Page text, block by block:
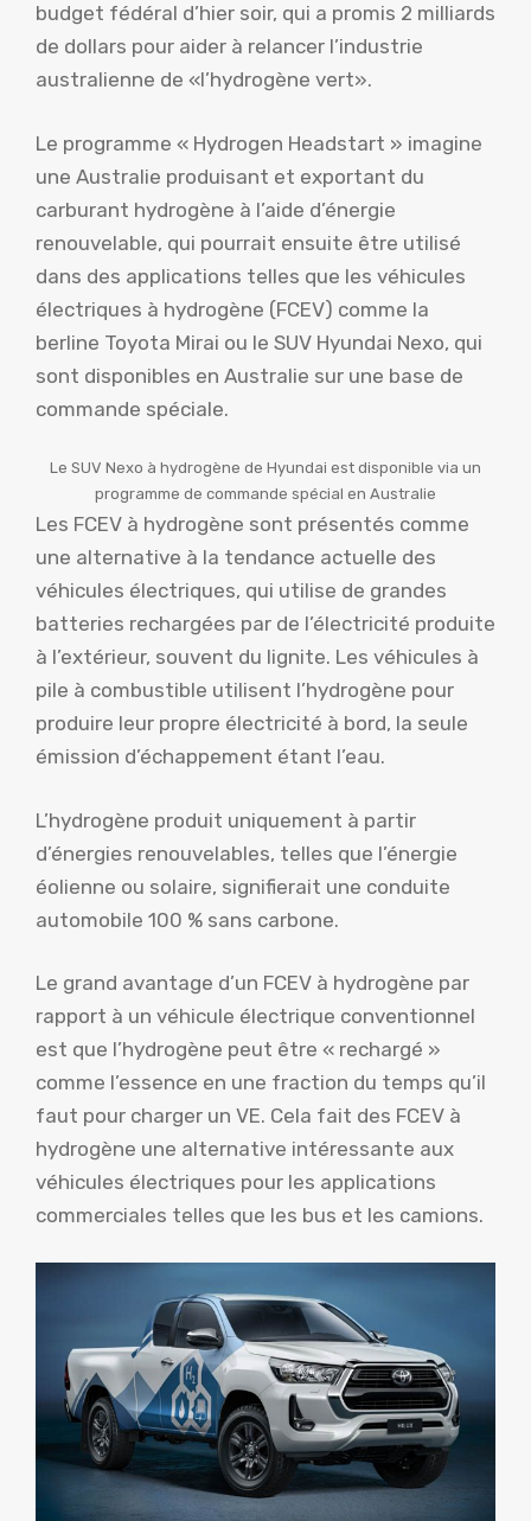
budget fédéral d’hier soir, qui a promis 2 milliards
de dollars pour aider à relancer l’industrie
australienne de «l’hydrogène vert».
Le programme « Hydrogen Headstart » imagine
une Australie produisant et exportant du
carburant hydrogène à l’aide d’énergie
renouvelable, qui pourrait ensuite être utilisé
dans des applications telles que les véhicules
électriques à hydrogène (FCEV) comme la
berline Toyota Mirai ou le SUV Hyundai Nexo, qui
sont disponibles en Australie sur une base de
commande spéciale.
Le SUV Nexo à hydrogène de Hyundai est disponible via un
programme de commande spécial en Australie
Les FCEV à hydrogène sont présentés comme
une alternative à la tendance actuelle des
véhicules électriques, qui utilise de grandes
batteries rechargées par de l’électricité produite
à l’extérieur, souvent du lignite. Les véhicules à
pile à combustible utilisent l’hydrogène pour
produire leur propre électricité à bord, la seule
émission d’échappement étant l’eau.
L’hydrogène produit uniquement à partir
d’énergies renouvelables, telles que l’énergie
éolienne ou solaire, signifierait une conduite
automobile 100 % sans carbone.
Le grand avantage d’un FCEV à hydrogène par
rapport à un véhicule électrique conventionnel
est que l’hydrogène peut être « rechargé »
comme l’essence en une fraction du temps qu’il
faut pour charger un VE. Cela fait des FCEV à
hydrogène une alternative intéressante aux
véhicules électriques pour les applications
commerciales telles que les bus et les camions.